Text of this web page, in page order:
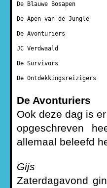
De Blauwe Bosapen
De Apen van de Jungle
De Avonturiers
JC Verdwaald
De Survivors
De Ontdekkingsreizigers
De Avonturiers
Ook deze dag is
opgeschreven
allemaal beleefd
Gijs
Zaterdagavond